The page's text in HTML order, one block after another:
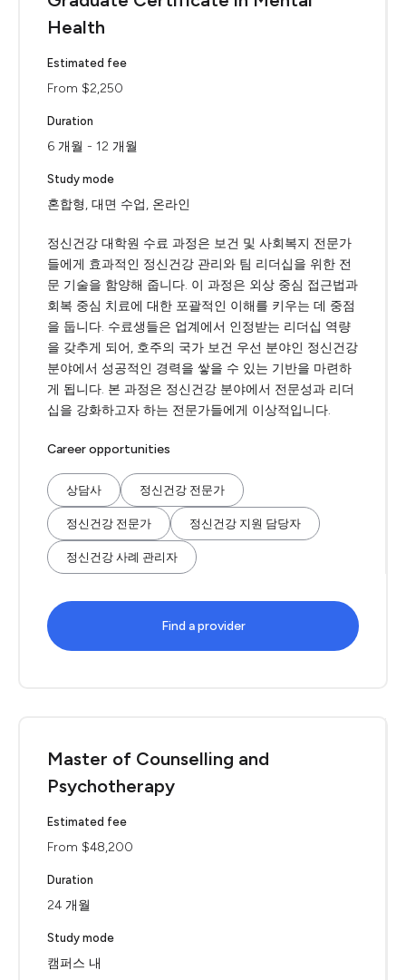
Health
Estimated fee
From $2,250
Duration
6 개월 - 12 개월
Study mode
혼합형, 대면 수업, 온라인
정신건강 대학원 수료 과정은 보건 및 사회복지 전문가
들에게 효과적인 정신건강 관리와 팀 리더십을 위한 전
문 기술을 함양해 줍니다. 이 과정은 외상 중심 접근법과
회복 중심 치료에 대한 포괄적인 이해를 키우는 데 중점
을 둡니다. 수료생들은 업계에서 인정받는 리더십 역량
을 갖추게 되어, 호주의 국가 보건 우선 분야인 정신건강
분야에서 성공적인 경력을 쌓을 수 있는 기반을 마련하
게 됩니다. 본 과정은 정신건강 분야에서 전문성과 리더
십을 강화하고자 하는 전문가들에게 이상적입니다.
Career opportunities
상담사 정신건강 전문가
정신건강 전문가 정신건강 지원 담당자
정신건강 사례 관리자
Find a provider
Master of Counselling and
Psychotherapy
Estimated fee
From $48,200
Duration
24 개월
Study mode
캠퍼스 내